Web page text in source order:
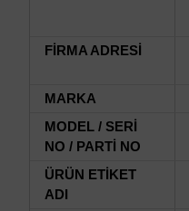
FİRMA ADRESİ
MARKA
MODEL / SERİ
NO / PARTİ NO
ÜRÜN ETİKET
ADI